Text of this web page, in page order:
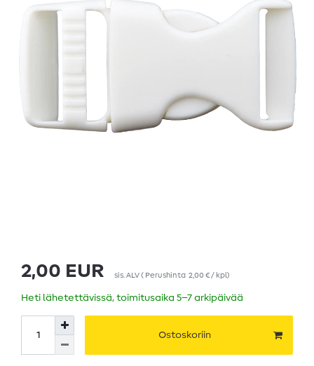
2,00 EUR sis. ALV( Perushinta 2,00 € / kpl)
Heti lähetettävissä, toimitusaika 5–7 arkipäivää
Ostoskoriin